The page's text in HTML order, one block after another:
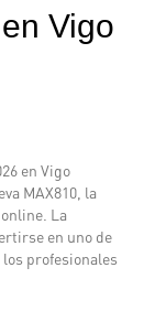
Vigo
en Vigo
MAX810, la
La
en uno de
profesionales